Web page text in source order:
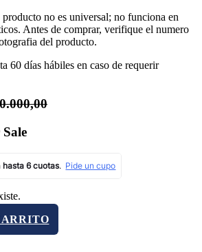
producto no es universal; no funciona en
Antes de comprar, verifique el numero
del producto.
60 días hábiles en caso de requerir